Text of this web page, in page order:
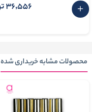
36٬556 تومان
محصولات مشابه خریداری شده